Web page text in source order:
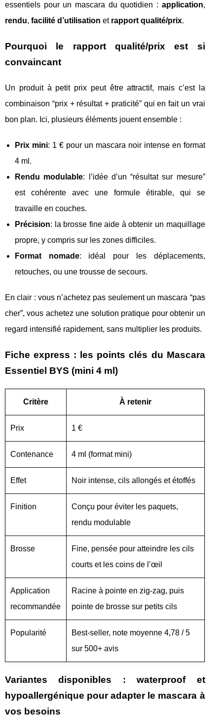
essentiels pour un mascara du quotidien : application,
rendu, facilité d’utilisation et rapport qualité/prix.
Pourquoi le rapport qualité/prix est si
convaincant
Un produit à petit prix peut être attractif, mais c’est la
combinaison “prix + résultat + praticité” qui en fait un vrai
bon plan. Ici, plusieurs éléments jouent ensemble :
Prix mini: 1 € pour un mascara noir intense en format
4 ml.
Rendu modulable: l’idée d’un “résultat sur mesure”
est cohérente avec une formule étirable, qui se
travaille en couches.
Précision: la brosse fine aide à obtenir un maquillage
propre, y compris sur les zones difficiles.
Format nomade: idéal pour les déplacements,
retouches, ou une trousse de secours.
En clair : vous n’achetez pas seulement un mascara “pas
cher”, vous achetez une solution pratique pour obtenir un
regard intensifié rapidement, sans multiplier les produits.
Fiche express : les points clés du Mascara
Essentiel BYS (mini 4 ml)
Critère À retenir
Prix 1 €
Contenance 4 ml (format mini)
Effet Noir intense, cils allongés et étoffés
Finition
Conçu pour éviter les paquets,
rendu modulable
Brosse
Fine, pensée pour atteindre les cils
courts et les coins de l’œil
Application
recommandée
Racine à pointe en zig-zag, puis
pointe de brosse sur petits cils
Popularité
Best-seller, note moyenne 4,78 / 5
sur 500+ avis
Variantes disponibles : waterproof et
hypoallergénique pour adapter le mascara à
vos besoins